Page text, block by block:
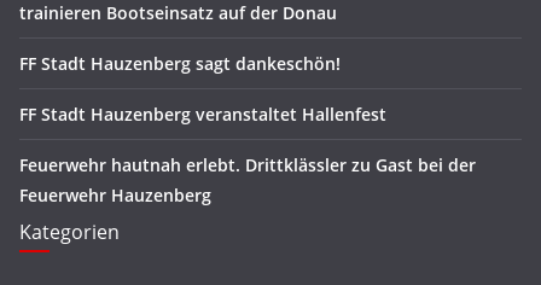
trainieren Bootseinsatz auf der Donau
FF Stadt Hauzenberg sagt dankeschön!
FF Stadt Hauzenberg veranstaltet Hallenfest
Feuerwehr hautnah erlebt. Drittklässler zu Gast bei der
Feuerwehr Hauzenberg
Kategorien